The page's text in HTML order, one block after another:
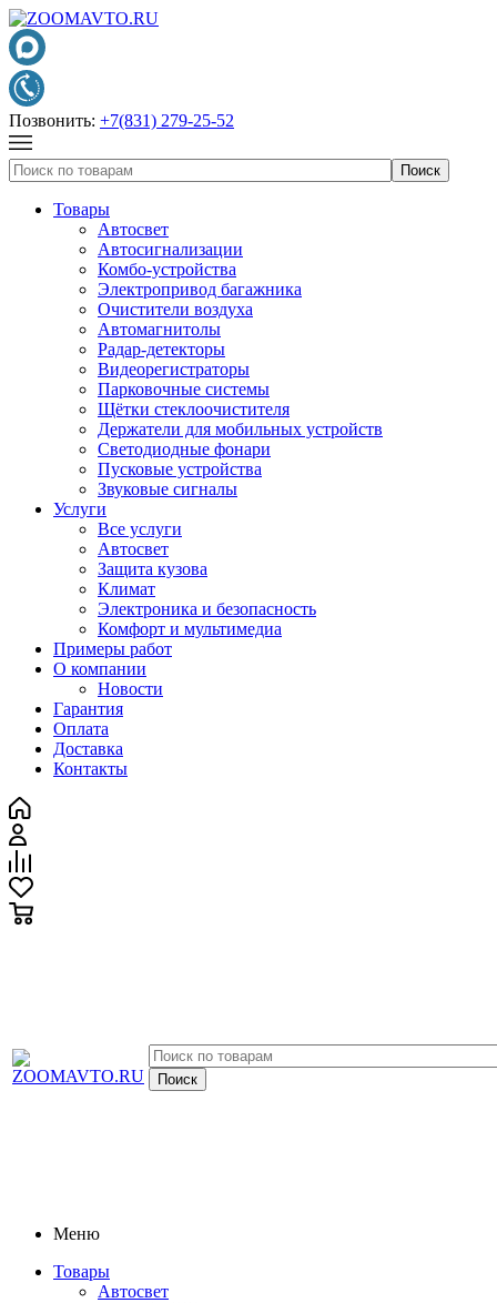
Позвонить: +7(831) 279-25-52
Товары
Автосвет
Автосигнализации
Комбо-устройства
Электропривод багажника
Очистители воздуха
Автомагнитолы
Радар-детекторы
Видеорегистраторы
Парковочные системы
Щётки стеклоочистителя
Держатели для мобильных устройств
Светодиодные фонари
Пусковые устройства
Звуковые сигналы
Услуги
Все услуги
Автосвет
Защита кузова
Климат
Электроника и безопасность
Комфорт и мультимедиа
Примеры работ
О компании
Новости
Гарантия
Оплата
Доставка
Контакты
Меню
Товары
Автосвет